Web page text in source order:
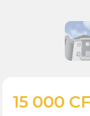
15 000